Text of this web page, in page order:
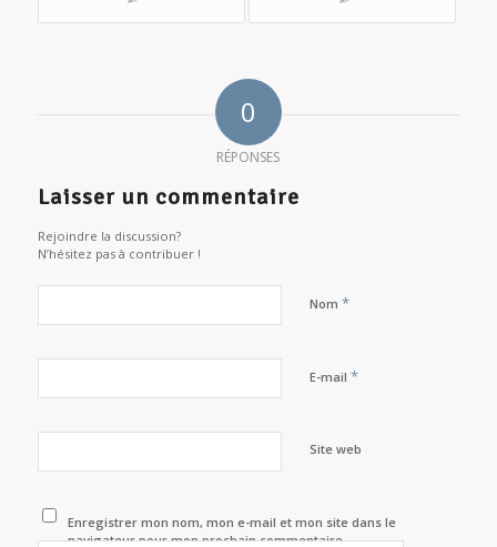
0
RÉPONSES
Laisser un commentaire
Rejoindre la discussion?
N’hésitez pas à contribuer !
Nom *
E-mail *
Site web
Enregistrer mon nom, mon e-mail et mon site dans le
navigateur pour mon prochain commentaire.